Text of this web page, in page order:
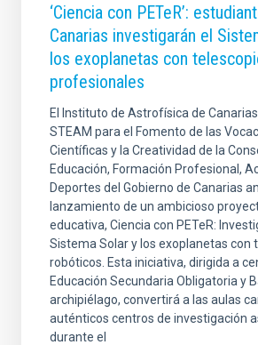
‘Ciencia con PETeR’:
Canarias investigarán el
los exoplanetas con
profesionales
El Instituto de Astrofísica de
STEAM para el Fomento de las
Científicas y la Creatividad de la
Educación, Formación Profesional,
Deportes del Gobierno de Canarias
lanzamiento de un ambicioso
educativa, Ciencia con PETeR:
Sistema Solar y los exoplanetas con
robóticos. Esta iniciativa, dirigida a
Educación Secundaria Obligatoria y
archipiélago, convertirá a las aulas
auténticos centros de investigación
durante el